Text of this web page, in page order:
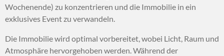
Wochenende) zu konzentrieren und die Immobilie in ein
exklusives Event zu verwandeln.
Die Immobilie wird optimal vorbereitet, wobei Licht, Raum und
Atmosphäre hervorgehoben werden. Während der